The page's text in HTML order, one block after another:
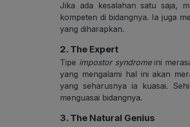
Jika ada kesalahan satu saja,
kompeten di bidangnya. Ia juga
yang diharapkan.
2. The Expert
Tipe impostor syndromeini
yang mengalami hal ini akan
yang seharusnya ia kuasai.
menguasai bidangnya.
3. The Natural Genius